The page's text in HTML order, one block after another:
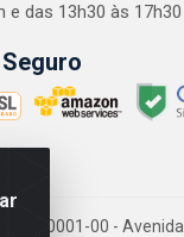
e das 13h30 às 17h30
0001-00 -